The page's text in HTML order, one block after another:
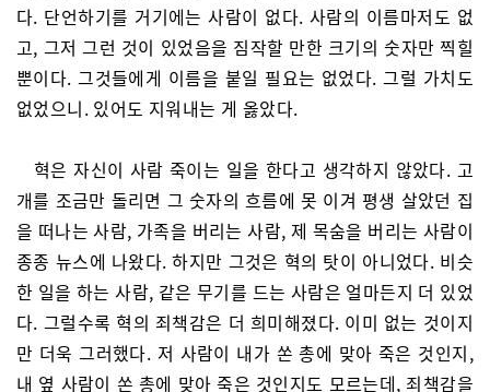
다. 단언하기를 거기에는 사람이 없다. 사람의 이름마저도 없
고, 그저 그런 것이 있었음을 짐작할 만한 크기의 숫자만 찍힐
뿐이다. 그것들에게 이름을 붙일 필요는 없었다. 그럴 가치도
없었으니. 있어도 지워내는 게 옳았다.
혁은 자신이 사람 죽이는 일을 한다고 생각하지 않았다. 고
개를 조금만 돌리면 그 숫자의 흐름에 못 이겨 평생 살았던 집
을 떠나는 사람, 가족을 버리는 사람, 제 목숨을 버리는 사람이
종종 뉴스에 나왔다. 하지만 그것은 혁의 탓이 아니었다. 비슷
한 일을 하는 사람, 같은 무기를 드는 사람은 얼마든지 더 있었
다. 그럴수록 혁의 죄책감은 더 희미해졌다. 이미 없는 것이지
만 더욱 그러했다. 저 사람이 내가 쏜 총에 맞아 죽은 것인지,
내 옆 사람이 쏜 총에 맞아 죽은 것인지도 모르는데, 죄책감을